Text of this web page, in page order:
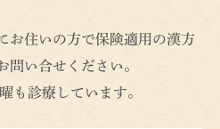
住いの方で保険適用の漢方
問い合せください。
も診療しています。